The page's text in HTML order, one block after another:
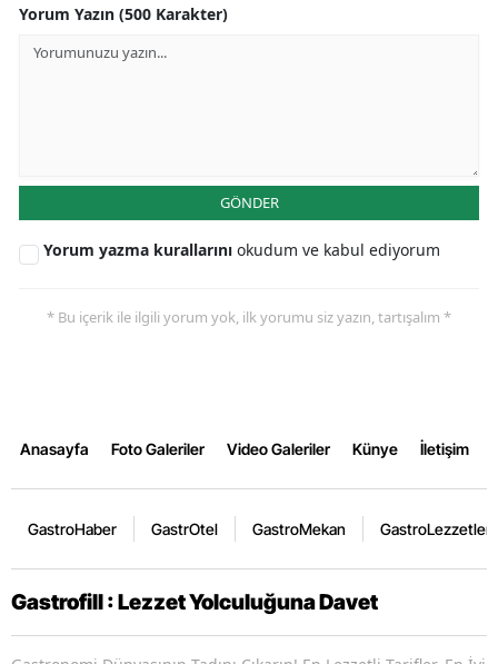
Yorum Yazın (500 Karakter)
GÖNDER
Yorum yazma kurallarını okudum ve kabul ediyorum
* Bu içerik ile ilgili yorum yok, ilk yorumu siz yazın, tartışalım *
Anasayfa Foto Galeriler Video Galeriler Künye İletişim
GastroHaber GastrOtel GastroMekan GastroLezzetler
Gastrofill : Lezzet Yolculuğuna Davet